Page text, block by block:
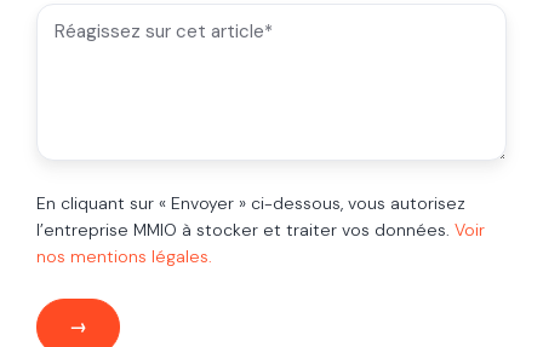
En cliquant sur « Envoyer » ci-dessous, vous autorisez
l’entreprise MMIO à stocker et traiter vos données. Voir
nos mentions légales.